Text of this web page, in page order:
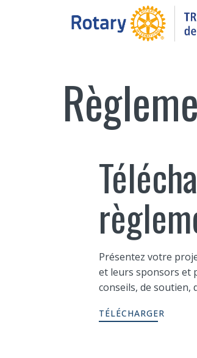
Présentez votre
et leurs sponsors et
conseils, de soutien,
TÉLÉCHARGER